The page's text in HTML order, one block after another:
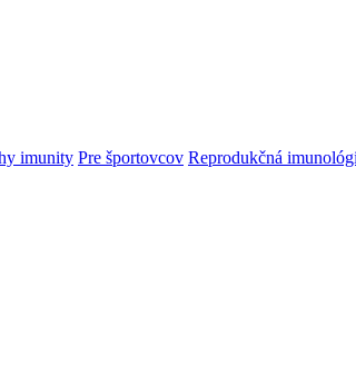
imunity Pre športovcov Reprodukčná